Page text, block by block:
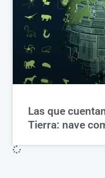
Las que
Tierra: nave